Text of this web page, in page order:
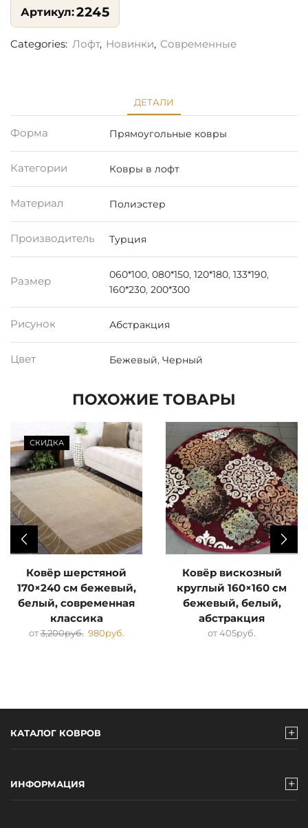
2245
Categories: Лофт, Новинки, Современные
ДЕТАЛИ
Форма Прямоугольные ковры
Категории Ковры в лофт
Материал Полиэстер
Производитель Турция
Размер
060*100, 080*150, 120*180, 133*190,
160*230, 200*300
Рисунок Абстракция
Цвет Бежевый, Черный
ПОХОЖИЕ ТОВАРЫ
СКИДКА
Ковёр шерстяной
170×240 см бежевый,
белый, современная
классика
от3,200руб. 980руб.
Ковёр вискозный
круглый 160×160 см
бежевый, белый,
абстракция
от405руб.
КАТАЛОГ КОВРОВ
ИНФОРМАЦИЯ